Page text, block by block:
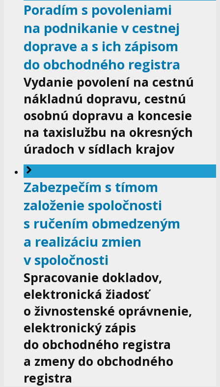
Poradím s povoleniami
na podnikanie v cestnej
doprave a s ich zápisom
do obchodného registra
Vydanie povolení na cestnú
nákladnú dopravu, cestnú
osobnú dopravu a koncesie
na taxislužbu na okresných
úradoch v sídlach krajov
Zabezpečím s tímom
založenie spoločnosti
s ručením obmedzeným
a realizáciu zmien
v spoločnosti
Spracovanie dokladov,
elektronická žiadosť
o živnostenské oprávnenie,
elektronický zápis
do obchodného registra
a zmeny do obchodného
registra